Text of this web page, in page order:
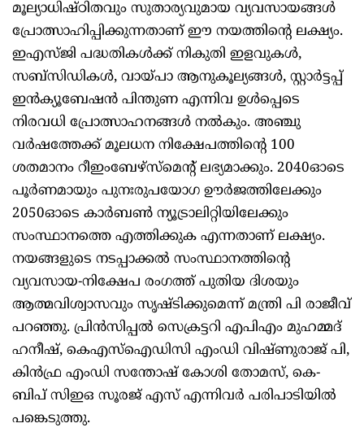
മൂല്യാധിഷ്ഠിതവും സുതാര്യവുമായ വ്യവസായങ്ങൾ
പ്രോത്സാഹിപ്പിക്കുന്നതാണ് ഈ നയത്തിന്റെ ലക്ഷ്യം.
ഇഎസ്ജി പദ്ധതികൾക്ക് നികുതി ഇളവുകൾ,
സബ്സിഡികൾ, വായ്പാ ആനുകൂല്യങ്ങൾ, സ്റ്റാർട്ടപ്പ്
ഇൻക്യൂബേഷൻ പിന്തുണ എന്നിവ ഉൾപ്പെടെ
നിരവധി പ്രോത്സാഹനങ്ങൾ നൽകും. അഞ്ചു
വർഷത്തേക്ക് മൂലധന നിക്ഷേപത്തിന്റെ 100
ശതമാനം റീഇംബേഴ്സ്മെന്റ് ലഭ്യമാക്കും. 2040ഓടെ
പൂർണമായും പുനഃരുപയോഗ ഊർജത്തിലേക്കും
2050ഓടെ കാർബൺ ന്യൂട്രാലിറ്റിയിലേക്കും
സംസ്ഥാനത്തെ എത്തിക്കുക എന്നതാണ് ലക്ഷ്യം.
നയങ്ങളുടെ നടപ്പാക്കൽ സംസ്ഥാനത്തിന്റെ
വ്യവസായ-നിക്ഷേപ രംഗത്ത് പുതിയ ദിശയും
ആത്മവിശ്വാസവും സൃഷ്ടിക്കുമെന്ന് മന്ത്രി പി രാജീവ്
പറഞ്ഞു. പ്രിൻസിപ്പൽ സെക്രട്ടറി എപിഎം മുഹമ്മദ്
ഹനീഷ്, കെഎസ്ഐഡിസി എംഡി വിഷ്ണുരാജ് പി,
കിൻഫ്ര എംഡി സന്തോഷ് കോശി തോമസ്, കെ-
ബിപ് സിഇഒ സൂരജ് എസ് എന്നിവർ പരിപാടിയിൽ
പങ്കെടുത്തു.